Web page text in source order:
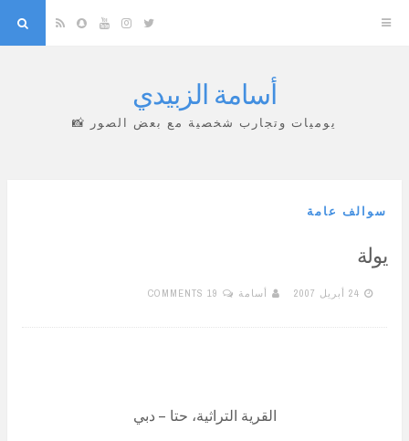
Twitter
Instagram
YouTube
Snapchat
RSS
أسامة الزبيدي
يوميات وتجارب شخصية مع بعض الصور 📸
سوالف عامة
يولة
24 أبريل 2007 أسامة 19 COMMENTS
القرية التراثية، حتا – دبي